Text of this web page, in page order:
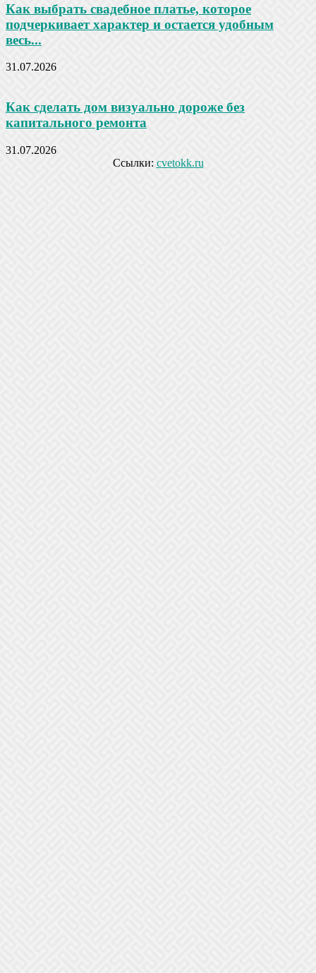
Как выбрать свадебное платье, которое
подчеркивает характер и остается удобным
весь...
31.07.2026
Как сделать дом визуально дороже без
капитального ремонта
31.07.2026
Ссылки: cvetokk.ru